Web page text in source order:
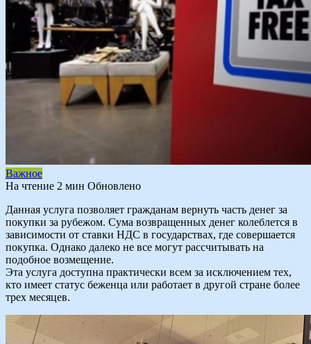
Важное
На чтение 2 мин Обновлено
Данная услуга позволяет гражданам вернуть часть денег за
покупки за рубежом. Сума возвращенных денег колеблется в
зависимости от ставки НДС в государствах, где совершается
покупка. Однако далеко не все могут рассчитывать на
подобное возмещение.
Эта услуга доступна практически всем за исключением тех,
кто имеет статус беженца или работает в другой стране более
трех месяцев.